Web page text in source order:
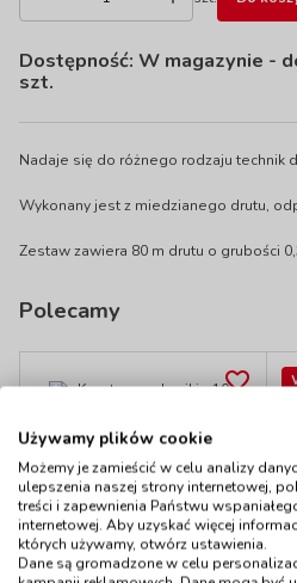
Dostępność: W magazynie -
szt.
Nadaje się do różnego rodzaju technik
Wykonany jest z miedzianego drutu,
Zestaw zawiera 80 m drutu o grubości
Polecamy
Kreatywne druciki -
10 sztuk, 8 mm -
pastelowe
kod: FL77897
Dostępność W magazynie
2 szt.
do 5 dni
Używamy plików cookie
Możemy je zamieścić w celu analizy
ulepszenia naszej strony internetowej,
treści i zapewnienia Państwu
internetowej. Aby uzyskać więcej
których używamy, otwórz ustawienia.
Dane są gromadzone w celu